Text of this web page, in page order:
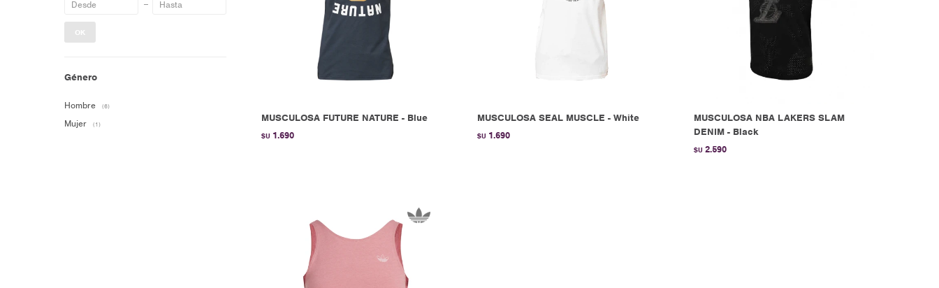
MUSCULOSA FUTURE NATURE - Blue
$U 1.690
MUSCULOSA SEAL MUSCLE - White
$U 1.690
MUSCULOSA NBA LAKERS SLAM
DENIM - Black
$U 2.590
OK
Género
Hombre (6)
Mujer (1)